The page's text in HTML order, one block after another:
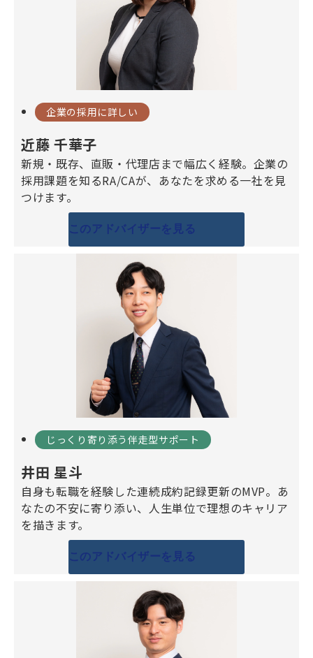
企業の採用に詳しい
近藤 千華子
新規・既存、直販・代理店まで幅広く経験。企業の
採用課題を知るRA/CAが、あなたを求める一社を見
つけます。
このアドバイザーを見る
じっくり寄り添う伴走型サポート
井田 星斗
自身も転職を経験した連続成約記録更新のMVP。あ
なたの不安に寄り添い、人生単位で理想のキャリア
を描きます。
このアドバイザーを見る